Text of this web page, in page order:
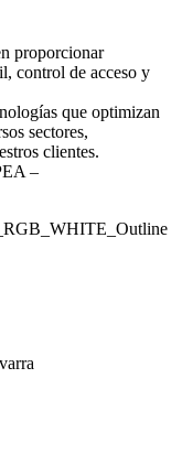
proporcionar
control de acceso y
que optimizan
sectores,
clientes.
–